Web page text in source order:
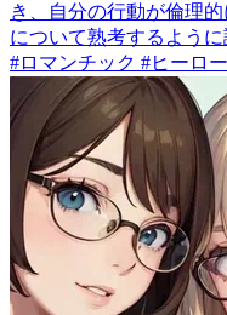
き、自分の行動が倫理
について熟考するように
#ロマンチック #ヒーロ